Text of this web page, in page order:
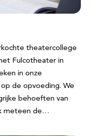
theatercollege
Fulcotheater in
in onze
de opvoeding. We
behoeften van
meteen de…